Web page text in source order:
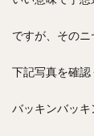
ですが、そのニ
下記写真を確認
バッキンバッ